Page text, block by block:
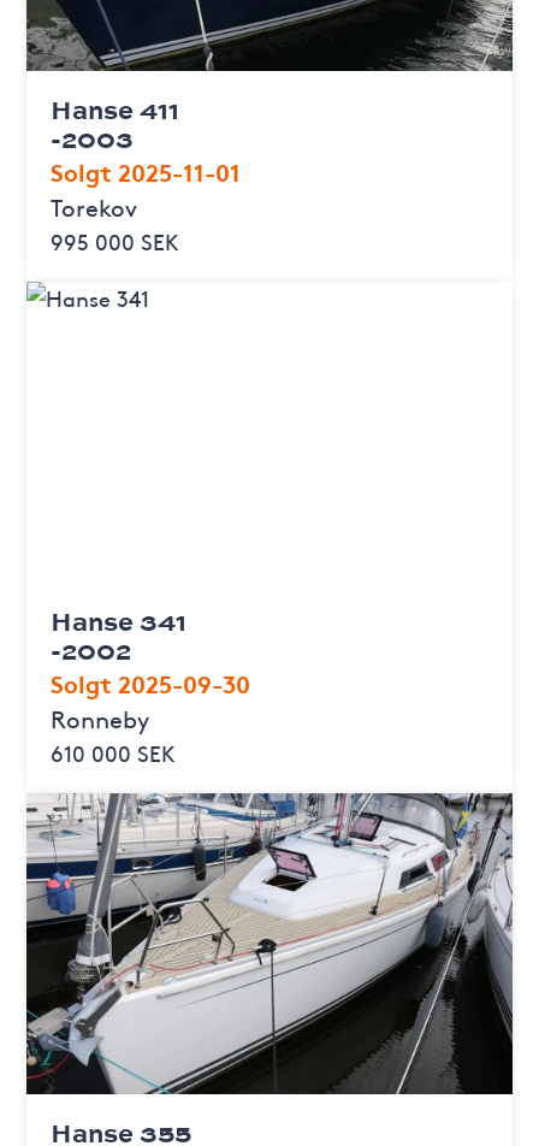
Hanse 411
-2003
Solgt 2025-11-01
Torekov
995 000 SEK
Hanse 341
-2002
Solgt 2025-09-30
Ronneby
610 000 SEK
Hanse 355